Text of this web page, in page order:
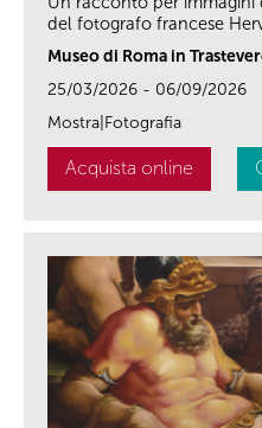
del fotografo francese
Museo di Roma in
25/03/2026 - 06/09/2026
Mostra|Fotografia
Acquista online